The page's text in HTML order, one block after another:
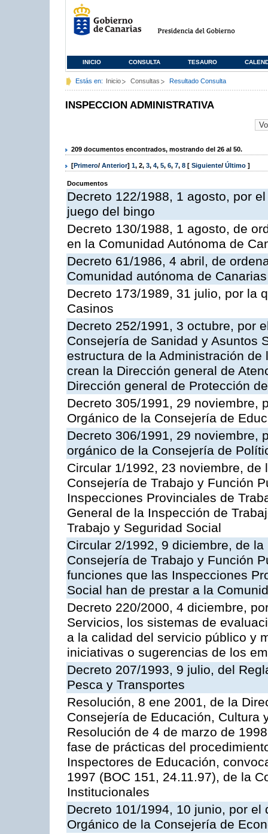
INICIO CONSULTA TESAURO
Estás en: Inicio Consultas Resultado Consulta
INSPECCION ADMINISTRATIVA
209 documentos encontrados, mostrando del 26 al 50.
[Primero/ Anterior] 1, 2, 3, 4, 5, 6, 7, 8 [ Siguiente/ Último ]
Documentos
Decreto 122/1988, 1 agosto, por
juego del bingo
Decreto 130/1988, 1 agosto, de
en la Comunidad Autónoma de
Decreto 61/1986, 4 abril, de
Comunidad autónoma de Canarias
Decreto 173/1989, 31 julio, por la
Casinos
Decreto 252/1991, 3 octubre, por
Consejería de Sanidad y Asuntos
estructura de la Administración
crean la Dirección general de
Dirección general de Protección
Decreto 305/1991, 29 noviembre,
Orgánico de la Consejería de
Decreto 306/1991, 29 noviembre,
orgánico de la Consejería de
Circular 1/1992, 23 noviembre,
Consejería de Trabajo y Función
Inspecciones Provinciales de
General de la Inspección de
Trabajo y Seguridad Social
Circular 2/1992, 9 diciembre, de
Consejería de Trabajo y Función
funciones que las Inspecciones
Social han de prestar a la
Decreto 220/2000, 4 diciembre,
Servicios, los sistemas de
a la calidad del servicio público y
iniciativas o sugerencias de los
Decreto 207/1993, 9 julio, del
Pesca y Transportes
Resolución, 8 ene 2001, de la
Consejería de Educación, Cultura
Resolución de 4 de marzo de
fase de prácticas del
Inspectores de Educación,
1997 (BOC 151, 24.11.97), de la
Institucionales
Decreto 101/1994, 10 junio, por
Orgánico de la Consejería de